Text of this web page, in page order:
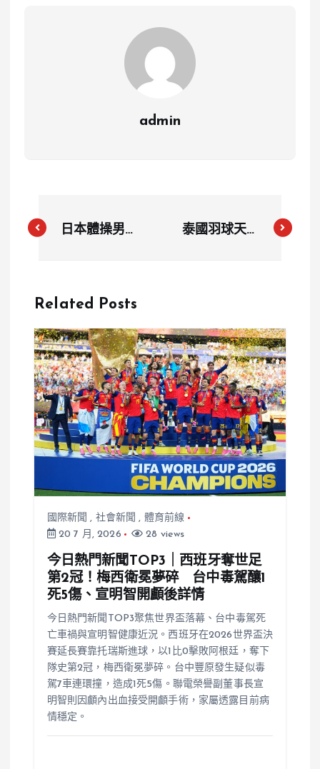
admin
日本體操男團
動家精神引熱
泰國羽球天后
最終章
Related Posts
國際新聞 , 社會新聞 , 體育前線
20 7 月, 2026
28 views
今日熱門新聞TOP3｜西班牙奪世足
第2冠！梅西衛冕夢碎 台中毒駕釀1
死5傷、宣明智開顱後詳情
今日熱門新聞TOP3聚焦世界盃落幕、台中毒駕死
亡車禍與宣明智健康近況。西班牙在2026世界盃決
賽延長賽靠托瑞斯進球，以1比0擊敗阿根廷，奪下
隊史第2冠，梅西衛冕夢碎。台中豐原發生疑似毒
駕7車連環撞，造成1死5傷。聯電榮譽副董事長宣
明智則因顱內出血接受開顱手術，家屬透露目前病
情穩定。